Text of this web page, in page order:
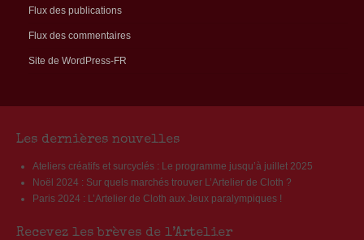
Flux des publications
Flux des commentaires
Site de WordPress-FR
Les dernières nouvelles
Ateliers créatifs et surcyclés : Le programme jusqu’à juillet 2025
Noël 2024 : Sur quels marchés trouver L’Artelier de Cloth ?
Paris 2024 : L’Artelier de Cloth aux Jeux paralympiques !
Recevez les brèves de l’Artelier